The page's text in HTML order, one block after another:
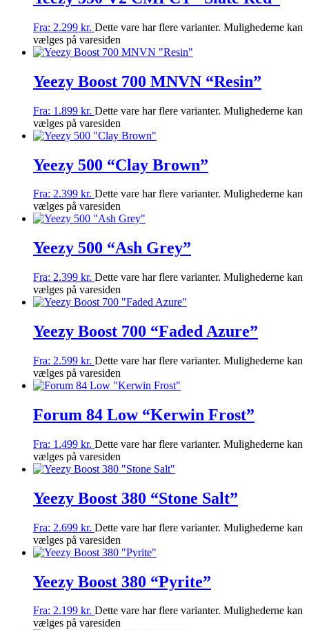
Fra: 2.299 kr. Dette vare har flere varianter. Mulighederne kan
vælges på varesiden
Yeezy Boost 700 MNVN “Resin”
Fra: 1.899 kr. Dette vare har flere varianter. Mulighederne kan
vælges på varesiden
Yeezy 500 “Clay Brown”
Fra: 2.399 kr. Dette vare har flere varianter. Mulighederne kan
vælges på varesiden
Yeezy 500 “Ash Grey”
Fra: 2.399 kr. Dette vare har flere varianter. Mulighederne kan
vælges på varesiden
Yeezy Boost 700 “Faded Azure”
Fra: 2.599 kr. Dette vare har flere varianter. Mulighederne kan
vælges på varesiden
Forum 84 Low “Kerwin Frost”
Fra: 1.499 kr. Dette vare har flere varianter. Mulighederne kan
vælges på varesiden
Yeezy Boost 380 “Stone Salt”
Fra: 2.699 kr. Dette vare har flere varianter. Mulighederne kan
vælges på varesiden
Yeezy Boost 380 “Pyrite”
Fra: 2.199 kr. Dette vare har flere varianter. Mulighederne kan
vælges på varesiden